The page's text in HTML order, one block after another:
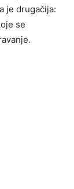
je drugačija:
se